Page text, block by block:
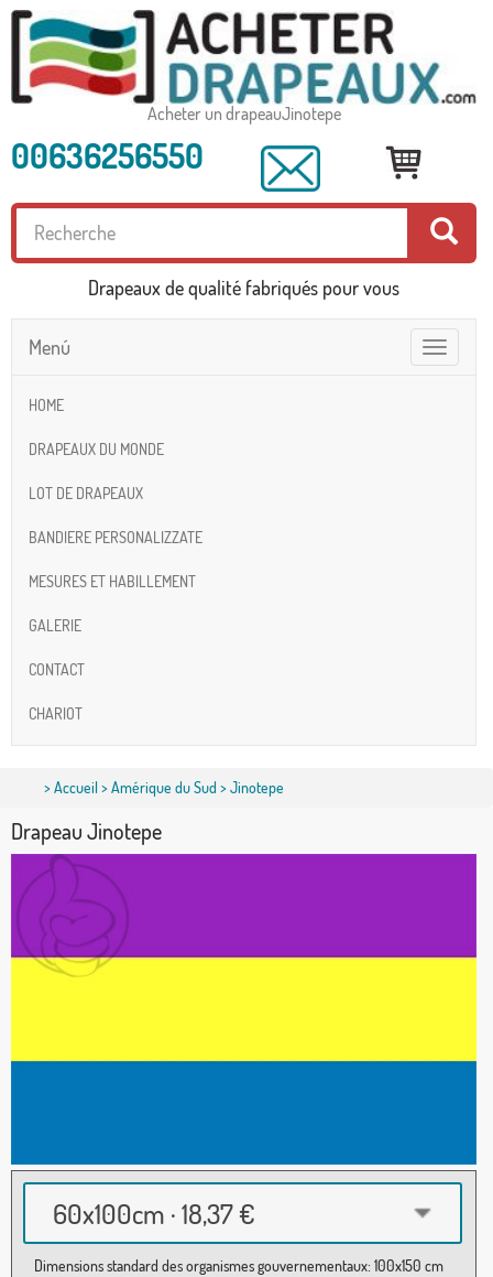
Acheter un drapeauJinotepe
00636256550
Drapeaux de qualité fabriqués pour vous
Toggle
navigation
Menú
HOME
DRAPEAUX DU MONDE
LOT DE DRAPEAUX
BANDIERE PERSONALIZZATE
MESURES ET HABILLEMENT
GALERIE
CONTACT
CHARIOT
>Accueil>Amérique du Sud > Jinotepe
Drapeau Jinotepe
60x100cm · 18,37 €
Dimensions standard des organismes gouvernementaux: 100x150 cm